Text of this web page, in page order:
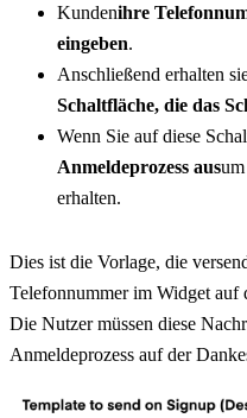
Kundenihre
eingeben.
Anschließend erhalten
Schaltfläche, die das
Wenn Sie auf diese
Anmeldeprozess aus
erhalten.
Dies ist die Vorlage, die
Telefonnummer im Widget auf
Die Nutzer müssen diese
Anmeldeprozess auf der